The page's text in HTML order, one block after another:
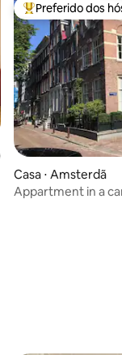
avaliação média de
Entre os melhores
Preferido dos
Casa ⋅ Amsterdã
Appartment in a canalhouse in central